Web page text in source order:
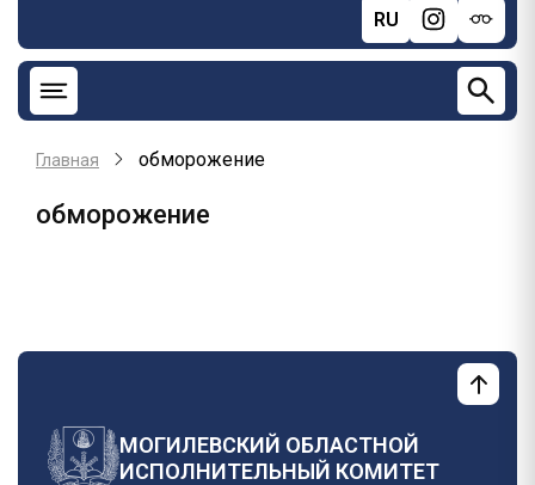
RU
Главная обморожение
обморожение
МОГИЛЕВСКИЙ ОБЛАСТНОЙ
ИСПОЛНИТЕЛЬНЫЙ КОМИТЕТ